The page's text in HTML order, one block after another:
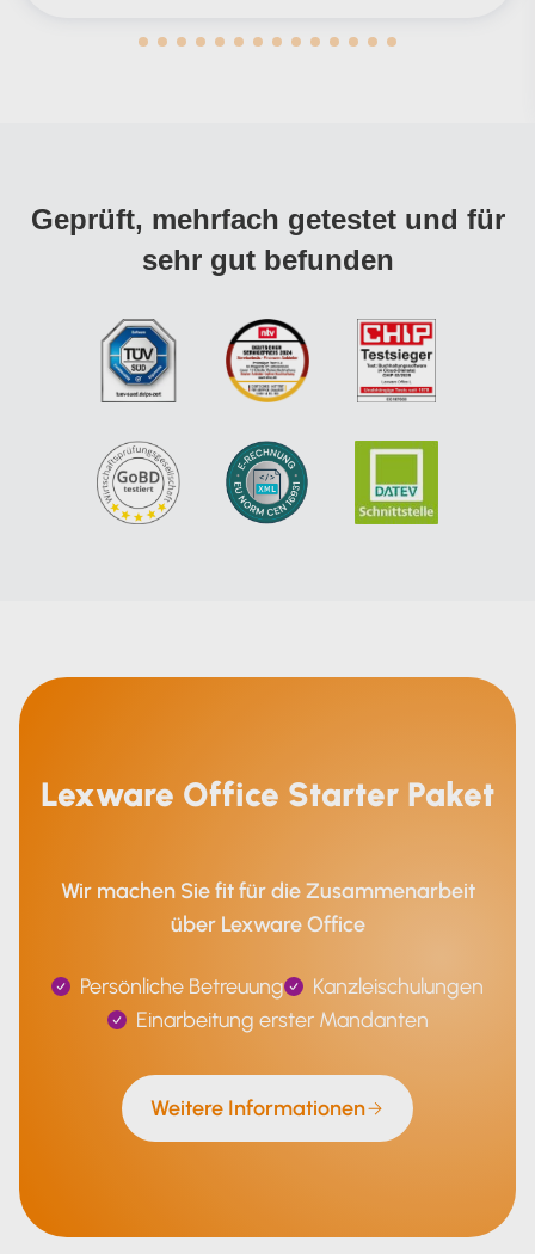
Geprüft, mehrfach getestet und für
sehr gut befunden
Lexware Office Starter Paket
Wir machen Sie fit für die Zusammenarbeit
über Lexware Office
Persönliche Betreuung
Kanzleischulungen
Einarbeitung erster Mandanten
Weitere Informationen